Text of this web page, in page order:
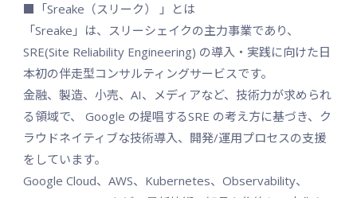
■「Sreake（スリーク） 」とは
「Sreake」は、スリーシェイクの主力事業であり、
SRE(Site Reliability Engineering) の導入・実践に向けた日
本初の伴走型コンサルティングサービスです。
金融、製造、小売、AI、メディアなど、技術力が求められ
る領域で、 Google の提唱するSRE の考え方に基づき、ク
ラウドネイティブな技術導入、開発/運用プロセスの支援
をしています。
Google Cloud、AWS、Kubernetes、Observability、